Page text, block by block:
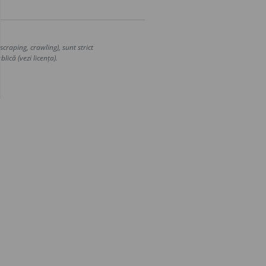
crawling), sunt strict
(vezi licența).